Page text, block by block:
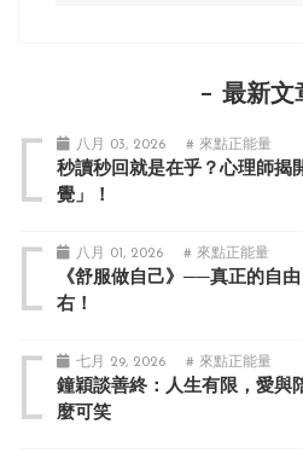
最新文
八月 03, 2026 # 來點正能量
秒讀秒回就是在乎？心理師揭
覺」！
八月 01, 2026 # 來點正能量
《舒服做自己》──真正的自
右！
七月 29, 2026 # 來點正能量
鐘穎談善終：人生有限，愛與
麼可笑